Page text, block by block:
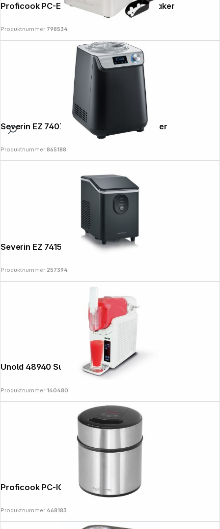
Proficook PC-EWB 1253 Inox Ice Cube Maker
Produktnummer:798534
Severin EZ 7407 Ice Cream & Yogurt Maker
Produktnummer:865188
Severin EZ 7415 Ice Cube Maker
Produktnummer:257394
Unold 48940 Susi slush ice maschine
Produktnummer:140480
Proficook PC-ICM 1140
Produktnummer:468183